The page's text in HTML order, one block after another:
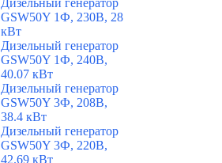
Дизельный генератор
GSW50Y 1Ф, 230В, 28
кВт
Дизельный генератор
GSW50Y 1Ф, 240В,
40.07 кВт
Дизельный генератор
GSW50Y 3Ф, 208В,
38.4 кВт
Дизельный генератор
GSW50Y 3Ф, 220В,
42.69 кВт